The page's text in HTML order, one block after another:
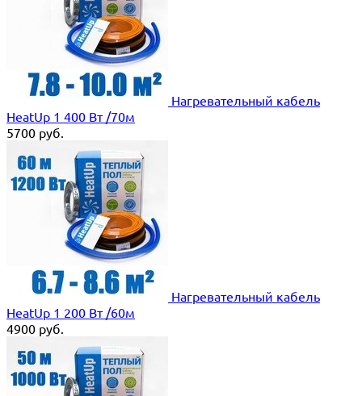
Нагревательный кабель
HeatUp 1 400 Вт /70м
5700 руб.
Нагревательный кабель
HeatUp 1 200 Вт /60м
4900 руб.